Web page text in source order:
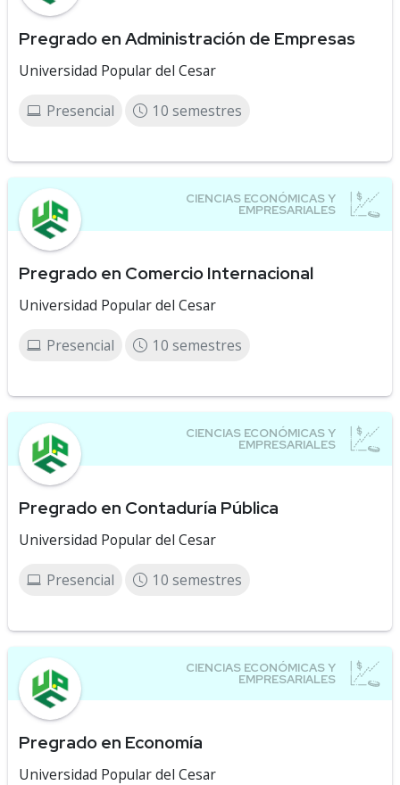
Pregrado en Administración de Empresas
Universidad Popular del Cesar
Presencial 10 semestres
Pregrado en Comercio Internacional
Universidad Popular del Cesar
Presencial 10 semestres
Pregrado en Contaduría Pública
Universidad Popular del Cesar
Presencial 10 semestres
Pregrado en Economía
Universidad Popular del Cesar